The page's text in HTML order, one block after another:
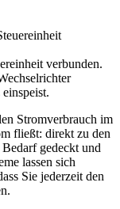
verbunden.
Stromverbrauch im
fließt: direkt zu den
gedeckt und
lassen sich
Sie jederzeit den